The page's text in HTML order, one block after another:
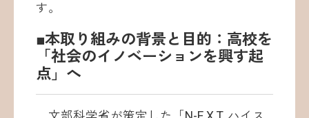
す。
■本取り組みの背景と目的：高校を
「社会のイノベーションを興す起
点」へ